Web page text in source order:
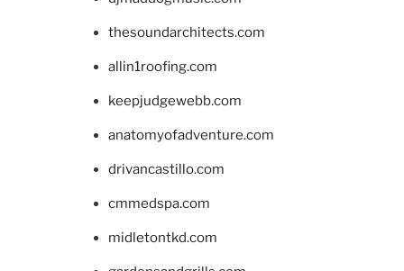
thesoundarchitects.com
allin1roofing.com
keepjudgewebb.com
anatomyofadventure.com
drivancastillo.com
cmmedspa.com
midletontkd.com